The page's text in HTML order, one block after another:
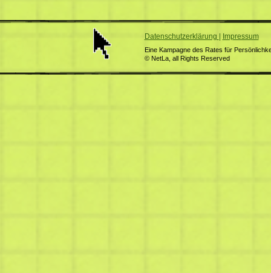
Datenschutzerklärung Impressum
Eine Kampagne des Rates für
© NetLa, all Rights Reserved